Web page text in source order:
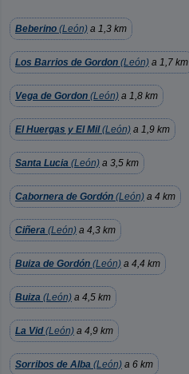
Beberino (León) a 1,3 km
Los Barrios de Gordon (León) a 1,7 km
Vega de Gordon (León) a 1,8 km
El Huergas y El Mil(León) a 1,9 km
Santa Lucia (León) a 3,5 km
Cabornera de Gordón (León) a 4 km
Ciñera (León) a 4,3 km
Buiza de Gordón (León) a 4,4 km
Buiza (León) a 4,5 km
La Vid(León) a 4,9 km
Sorribos de Alba (León) a 6 km